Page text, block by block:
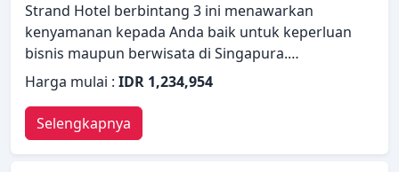
Strand Hotel berbintang 3 ini menawarkan
kenyamanan kepada Anda baik untuk keperluan
bisnis maupun berwisata di Singapura.
Menawarkan berbagai fasilitas dan layanan, hotel
menyediakan semua yang Anda butuhkan untuk
bermalam dengan nyaman. WiFi gratis di semua
kamar, resepsionis 24 jam, penyimpanan barang,
Wi-fi di tempat umum, tempat parkir mobil ada
Harga mulai : IDR 1,234,954
Selengkapnya